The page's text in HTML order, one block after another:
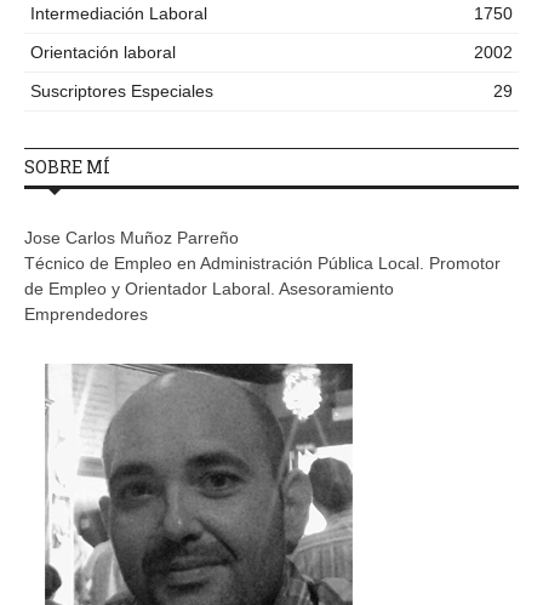
Intermediación Laboral
1750
Orientación laboral
2002
Suscriptores Especiales
29
SOBRE MÍ
Jose Carlos Muñoz Parreño
Técnico de Empleo en Administración Pública Local. Promotor
de Empleo y Orientador Laboral. Asesoramiento
Emprendedores